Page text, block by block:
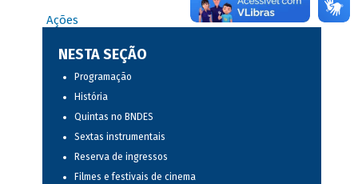
Ações
NESTA SEÇÃO
Programação
História
Quintas no BNDES
Sextas instrumentais
Reserva de ingressos
Filmes e festivais de cinema